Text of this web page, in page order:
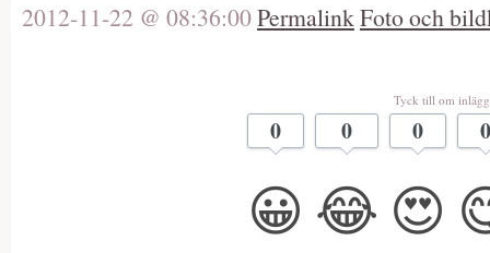
2012-11-22 @ 08:36:00PermalinkFoto och
Tyck till om
0
😀
0
😂
0
😍
0